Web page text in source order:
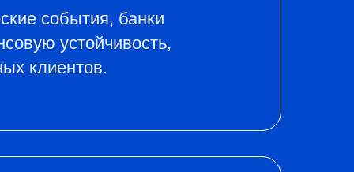
события, банки
устойчивость,
клиентов.